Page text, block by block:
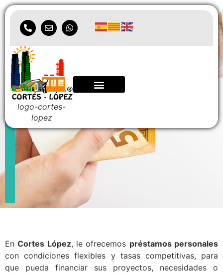
logo-cortes-
lopez
Préstamos
EnCortes López, le ofrecemos préstamos personales
con condiciones flexibles y tasas competitivas, para
que pueda financiar sus proyectos, necesidades o